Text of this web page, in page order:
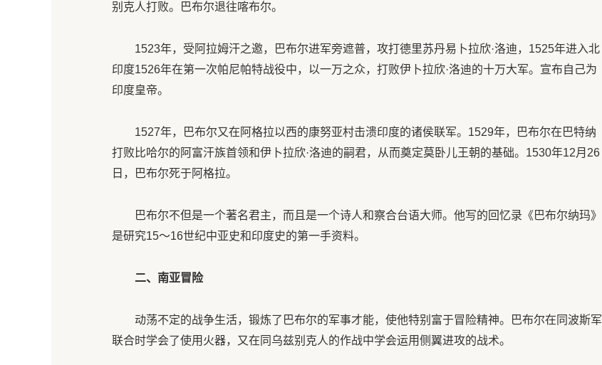
别克人打败。巴布尔退往喀布尔。
1523年，受阿拉姆汗之邀，巴布尔进军旁遮普，攻打德里苏丹易卜拉欣·洛迪，1525年进入北
印度1526年在第一次帕尼帕特战役中，以一万之众，打败伊卜拉欣·洛迪的十万大军。宣布自己为
印度皇帝。
1527年，巴布尔又在阿格拉以西的康努亚村击溃印度的诸侯联军。1529年，巴布尔在巴特纳
打败比哈尔的阿富汗族首领和伊卜拉欣·洛迪的嗣君，从而奠定莫卧儿王朝的基础。1530年12月26
日，巴布尔死于阿格拉。
巴布尔不但是一个著名君主，而且是一个诗人和察合台语大师。他写的回忆录《巴布尔纳玛》
是研究15～16世纪中亚史和印度史的第一手资料。
二、南亚冒险
动荡不定的战争生活，锻炼了巴布尔的军事才能，使他特别富于冒险精神。巴布尔在同波斯军
联合时学会了使用火器，又在同乌兹别克人的作战中学会运用侧翼进攻的战术。